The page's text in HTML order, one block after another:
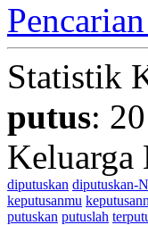
Statistik
putus:
diputuskan diputuskan-
keputusanmu
putuskan putuslah